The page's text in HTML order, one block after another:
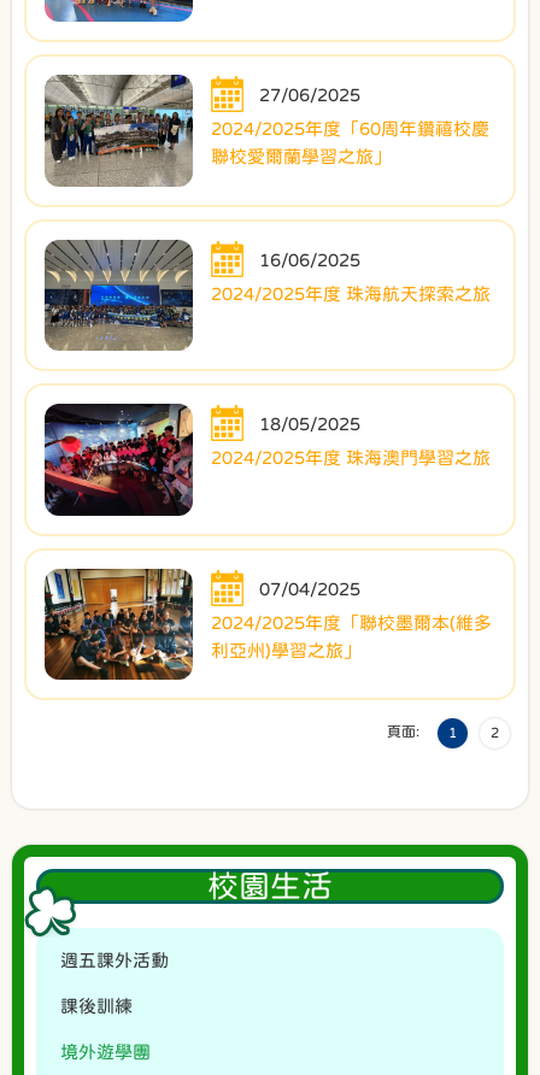
27/06/2025
2024/2025年度「60周年鑽禧校慶
聯校愛爾蘭學習之旅」
16/06/2025
2024/2025年度 珠海航天探索之旅
18/05/2025
2024/2025年度 珠海澳門學習之旅
07/04/2025
2024/2025年度「聯校墨爾本(維多
利亞州)學習之旅」
頁面: 1 2
校園生活
週五課外活動
課後訓練
境外遊學團